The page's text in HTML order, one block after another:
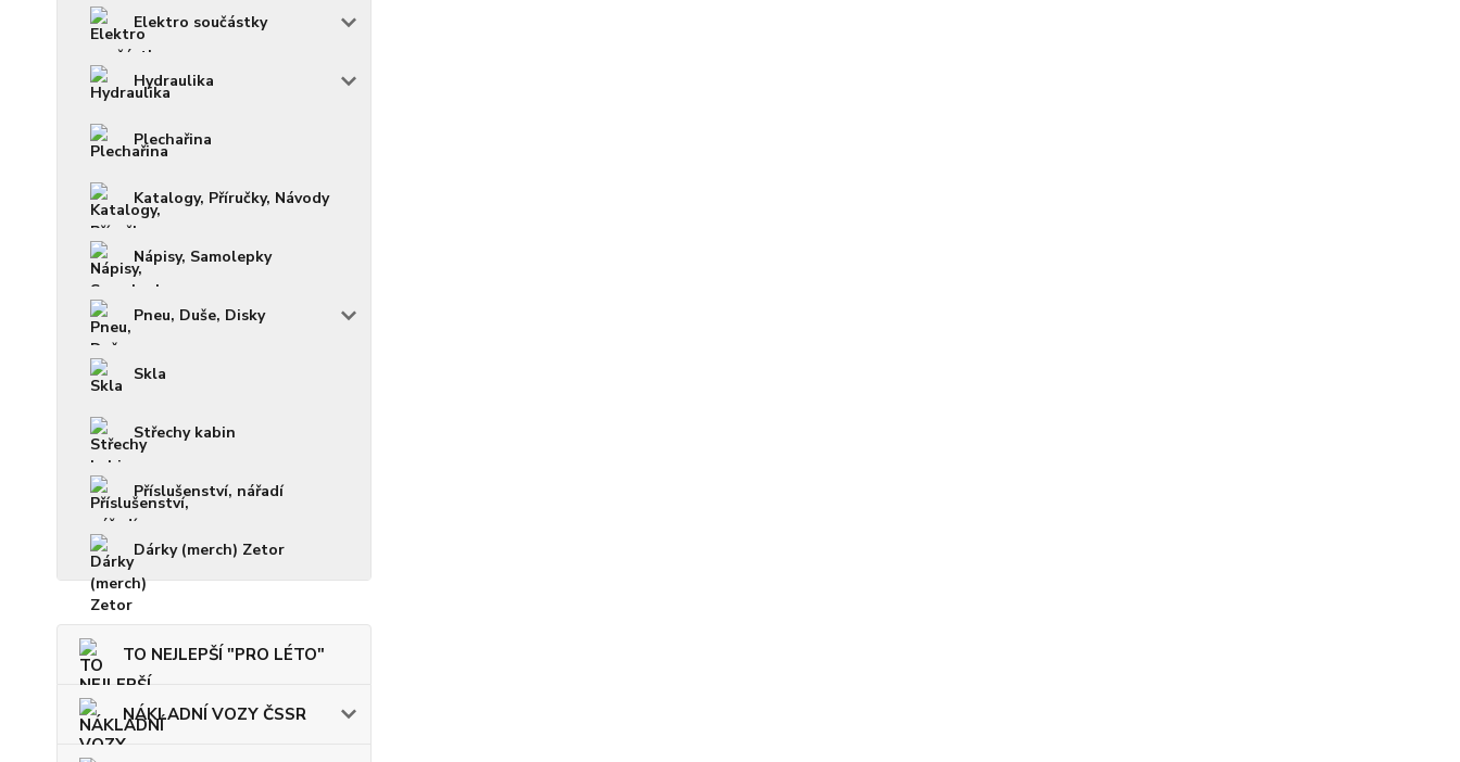
Elektro součástky
Hydraulika
Plechařina
Katalogy, Příručky, Návody
Nápisy, Samolepky
Pneu, Duše, Disky
Skla
Střechy kabin
Příslušenství, nářadí
Dárky (merch) Zetor
TO NEJLEPŠÍ "PRO LÉTO"
NÁKLADNÍ VOZY ČSSR